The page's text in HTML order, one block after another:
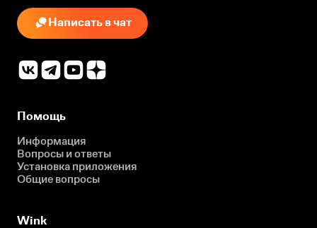
Написать в чат
Помощь
Информация
Вопросы и ответы
Установка приложения
Общие вопросы
Wink